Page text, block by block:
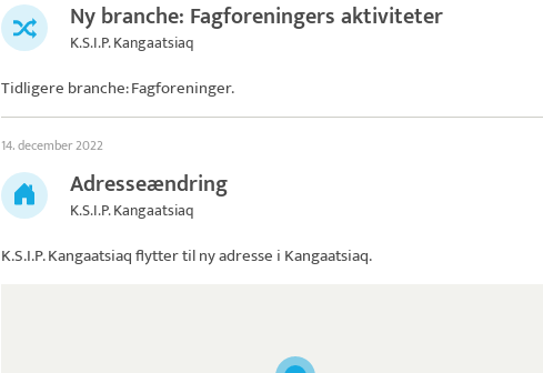
Ny branche: Fagforeningers aktiviteter
K.S.I.P. Kangaatsiaq
Tidligere branche: Fagforeninger.
14. december 2022
Adresseændring
K.S.I.P. Kangaatsiaq
K.S.I.P. Kangaatsiaqflytter til ny adresse i Kangaatsiaq.